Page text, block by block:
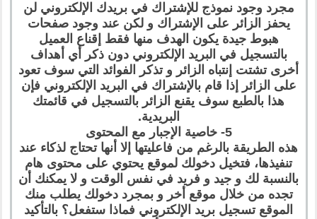
مجرد وجود نموذج للإشتراك في بريدك الإلكتروني لن
يحفز الزائر على الإشتراك و لكن عند وجود صفحات
هبوط جيدة يكون الهدف منها فقط إقناع العميل
بالتسجيل في البريد الإلكتروني دون ذكر أي أهداف
أخرى تشتت إنتباه الزائر و تذكر الفوائد التي سوف تعود
على الزائر إذا قام بالإشتراك في البريد الإلكتروني فإن
هذا بالطبع سوف يقنع الزائر بالتسجيل في قائمتك
البريدية.
5- خاصية الإجبار مع المحتوى
هذه الطريقة بالرغم من فاعليتها إلا أنها تحتاج لذكاء عند
تنفيذها، فتخيل دخولك لموقع يحتوي على محتوى هام
بالنسبة لك و جيد و فريد في نفس الوقت و لا يمكنك أن
تجده من خلال موقع أخر و بمجرد دخولك يطلب منك
الموقع تسجيل بريد الإلكتروني فماذا ستفعل؟ بالتأكيد